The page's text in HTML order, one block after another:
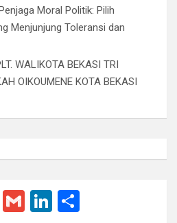
Moral Politik: Pilih
Menjunjung Toleransi dan
WALIKOTA BEKASI TRI
OIKOUMENE KOTA BEKASI
T
G
Li